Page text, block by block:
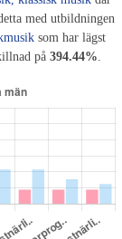
med utbildningen
som har lägst
på 394.44%